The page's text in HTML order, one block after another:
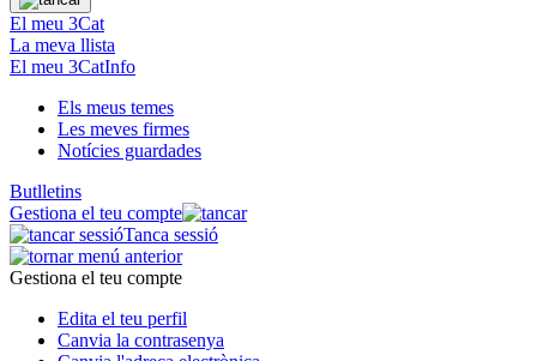
El meu 3Cat
La meva llista
El meu 3CatInfo
Els meus temes
Les meves firmes
Notícies guardades
Butlletins
Gestiona el teu compte
Tanca sessió
Gestiona el teu compte
Edita el teu perfil
Canvia la contrasenya